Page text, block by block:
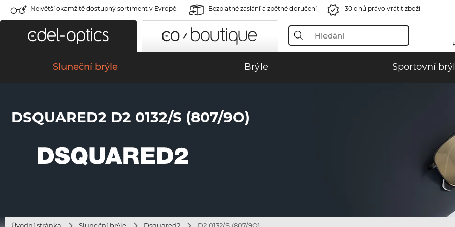
Největší okamžitě dostupný sortiment v Evropě! Bezplatné zaslání a zpětné doručení 30 dnů právo vrátit zboží
Sluneční brýle Brýle Sportovní
DSQUARED2 D2 0132/S (807/9O)